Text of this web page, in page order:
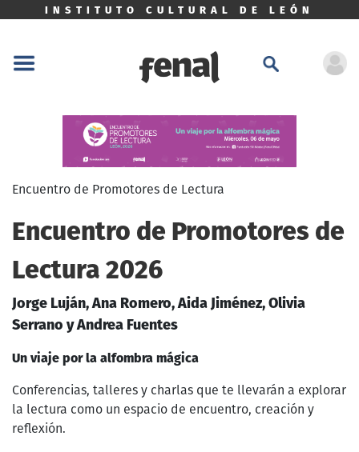
INSTITUTO CULTURAL DE LEÓN
Encuentro de Promotores de Lectura
Encuentro de Promotores de
Lectura 2026
Jorge Luján, Ana Romero, Aida Jiménez, Olivia
Serrano y Andrea Fuentes
Un viaje por la alfombra mágica
Conferencias, talleres y charlas que te llevarán a explorar
la lectura como un espacio de encuentro, creación y
reflexión.